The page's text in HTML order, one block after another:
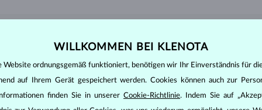
DIAMANTSCHMUCK
zunächst die grundsätzlichen Parameter bewertet - die
wesentlichen Einfluss auf den Preis eines Diamanten.
seinen strahlenden Glanz. Der beliebteste Schliff ein Rundschliff,
WILLKOMMEN BEI KLENOTA
Website ordnungsgemäß funktioniert, benötigen wir Ihr Einverständnis für
auf Ihrem Gerät gespeichert werden. Cookies können auch zur
finden Sie in unsererCookie-Richtlinie. Indem Sie auf